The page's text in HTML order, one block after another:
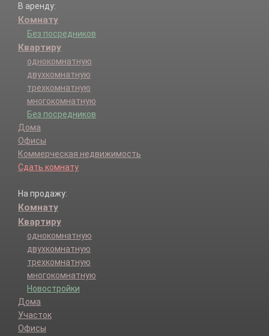
В аренду:
Комнату
Без посредников
Квартиру
однокомнатную
двухкомнатную
трехкомнатную
многокомнатную
Без посредников
Дома
Офисы
Коммерческая недвижимость
Сдать комнату
На продажу:
Комнату
Квартиру
однокомнатную
двухкомнатную
трехкомнатную
многокомнатную
Новостройки
Дома
Участок
Офисы